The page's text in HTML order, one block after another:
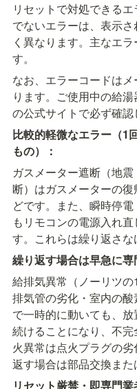
リセットで対処できる
でないエラーは、表示
く異なります。主なエ
す。
なお、エラーコードは
ります。ご使用中の給
の公式サイトで必ず確認
比較的軽微なエラー（1
もの）：
ガスメーター遮断（地
断）はガスメーターの
どです。また、瞬時停
もリモコンの電源入れ
す。これらは繰り返さな
繰り返す場合は早急に
給排気異常（ノーリツ
排気管の劣化・室内の
で一時的に動いても、
続けることになり、不
火異常は点火プラグの
返す場合は部品交換また
リセット厳禁・即専門業